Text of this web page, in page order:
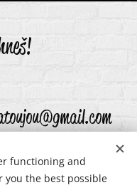
functioning and
you the best possible